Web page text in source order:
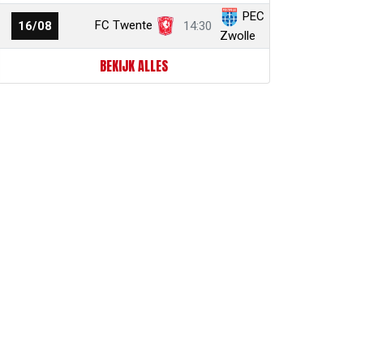
16/08 FC Twente 14:30
PEC
Zwolle
BEKIJK ALLES